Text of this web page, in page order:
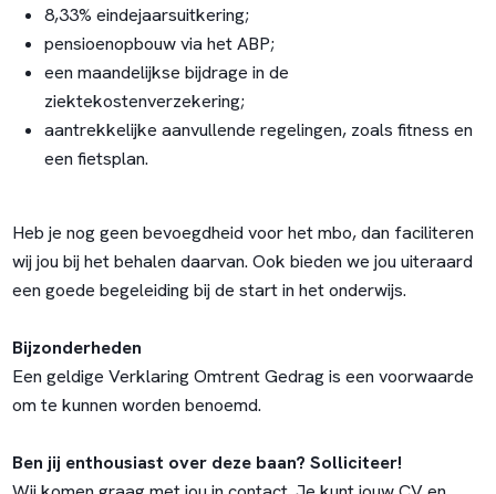
8,33% eindejaarsuitkering;
pensioenopbouw via het ABP;
een maandelijkse bijdrage in de
ziektekostenverzekering;
aantrekkelijke aanvullende regelingen, zoals fitness en
een fietsplan.
Heb je nog geen bevoegdheid voor het mbo, dan faciliteren
wij jou bij het behalen daarvan. Ook bieden we jou uiteraard
een goede begeleiding bij de start in het onderwijs.
Bijzonderheden
Een geldige Verklaring Omtrent Gedrag is een voorwaarde
om te kunnen worden benoemd.
Ben jij enthousiast over deze baan? Solliciteer!